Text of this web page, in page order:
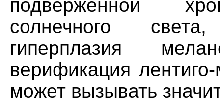
подверженной
солнечного
гиперплазия
верификация
может вызывать